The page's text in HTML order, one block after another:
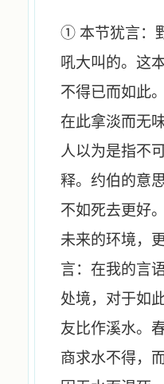
① 本节犹言：
吼大叫的。这
不得已而如此
在此拿淡而无
人以为是指不
释。约伯的意
不如死去更好
未来的环境，
言：在我的言
处境，对于如
友比作溪水。
商求水不得，